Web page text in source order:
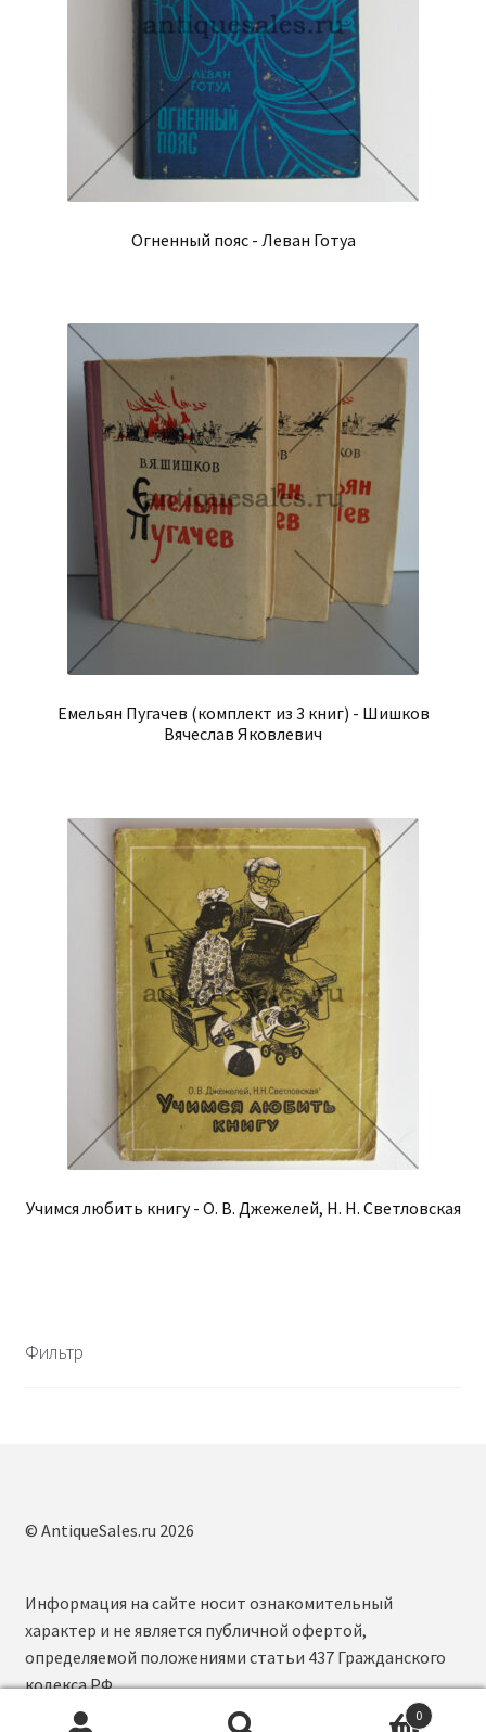
Огненный пояс - Леван Готуа
Емельян Пугачев (комплект из 3 книг) - Шишков
Вячеслав Яковлевич
Учимся любить книгу - О. В. Джежелей, Н. Н. Светловская
Фильтр
© AntiqueSales.ru 2026
0
Информация на сайте носит ознакомительный
характер и не является публичной офертой,
определяемой положениями статьи 437 Гражданского
кодекса РФ.